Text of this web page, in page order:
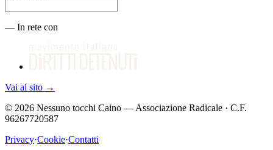
— In rete con
Vai al sito →
© 2026 Nessuno tocchi Caino — Associazione Radicale · C.F.
96267720587
Privacy·Cookie·Contatti